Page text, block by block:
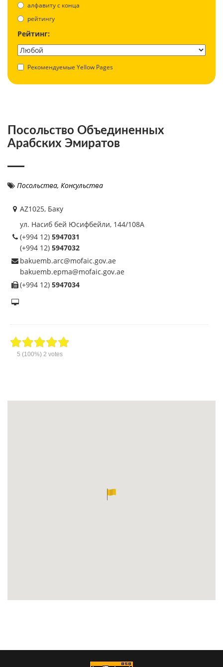
aлфавиту с конца
рейтингу
Рейтинг:
Рекомендуемые Yellow Pages
Посольство Объединенных
Арабских Эмиратов
Посольства, Консульства
AZ1025, Баку
ул. Насиб бей Юсифбейли, 144/108A
(+994 12) 5947031
(+994 12) 5947032
bakuemb.arc@mofaic.gov.ae
bakuemb.epma@mofaic.gov.ae
(+994 12) 5947034
5 (100%) 2 votes